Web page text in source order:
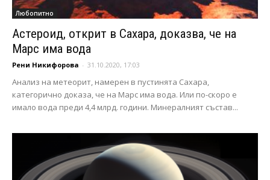
Любопитно
Астероид, открит в Сахара, доказва, че на
Марс има вода
Рени Никифорова - 31.10.2020, 17:03
Анализ на метеорит, намерен в пустинята Сахара,
категорично доказа, че на Марс има вода. Или по-скоро е
имало вода преди 4,4 млрд. години. Минералният състав...